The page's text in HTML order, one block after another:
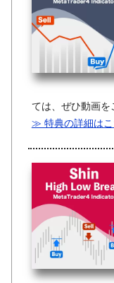
ては、ぜひ動画を
≫ 特典の詳細はこ